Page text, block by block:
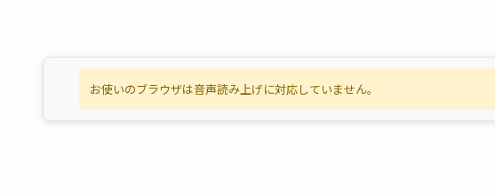
お使いのブラウザは音声読み上げに対応していません。